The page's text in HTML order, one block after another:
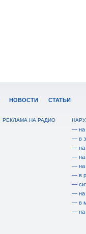
НОВОСТИ СТАТЬИ
РЕКЛАМА НА РАДИО
— на
— в
— на
— на
— на
— в
—
— на
— в
— на